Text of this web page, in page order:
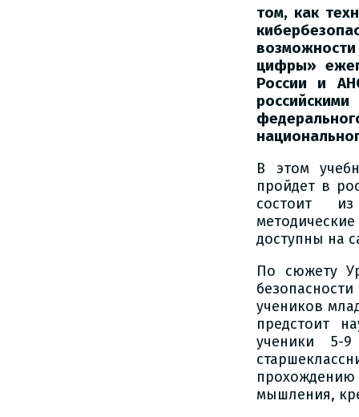
том, как
цифры»
России и
В этом
пройдет в
состоит из
доступны на
По сюжету
учеников
предстоит
ученики 5-
прохождению
мышления,